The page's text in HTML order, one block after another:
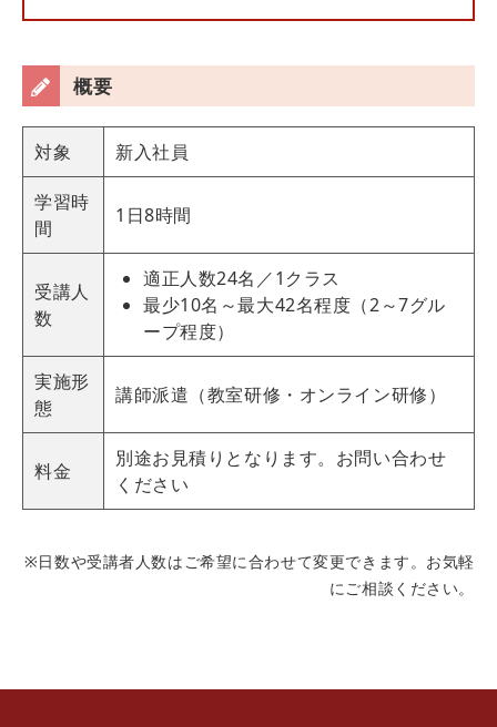
概要
対象 新入社員
学習時
間
1日8時間
受講人
数
適正人数24名／1クラス
最少10名～最大42名程度（2～7グル
ープ程度）
実施形
態
講師派遣（教室研修・オンライン研修）
料金
別途お見積りとなります。お問い合わせ
ください
※日数や受講者人数はご希望に合わせて変更できます。お気軽
にご相談ください。